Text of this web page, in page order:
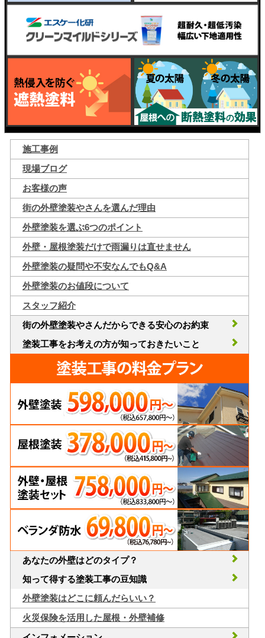
施工事例
現場ブログ
お客様の声
街の外壁塗装やさんを選んだ理由
外壁塗装を選ぶ6つのポイント
外壁・屋根塗装だけで雨漏りは直せません
外壁塗装の疑問や不安なんでもQ&A
外壁塗装のお値段について
スタッフ紹介
街の外壁塗装やさんだからできる安心のお約束
塗装工事をお考えの方が知っておきたいこと
あなたの外壁はどのタイプ？
知って得する塗装工事の豆知識
外壁塗装はどこに頼んだらいい？
火災保険を活用した屋根・外壁補修